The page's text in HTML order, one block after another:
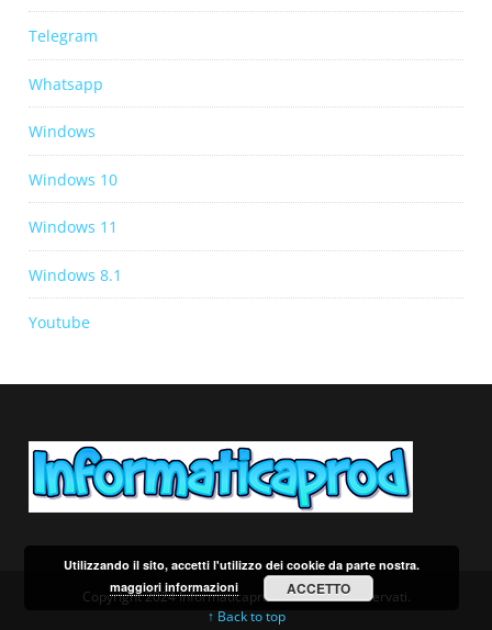
Telegram
Whatsapp
Windows
Windows 10
Windows 11
Windows 8.1
Youtube
Copyright 2024 Informaticaprod. Tutti i diritti riservati.
↑ Back to top
Utilizzando il sito, accetti l'utilizzo dei cookie da parte nostra.
maggiori informazioni
ACCETTO